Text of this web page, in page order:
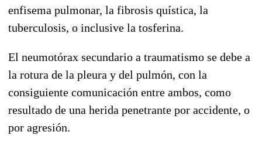
enfisema pulmonar, la fibrosis quística, la
tuberculosis, o inclusive la tosferina.
El neumotórax secundario a traumatismo se debe a
la rotura de la pleura y del pulmón, con la
consiguiente comunicación entre ambos, como
resultado de una herida penetrante por accidente, o
por agresión.